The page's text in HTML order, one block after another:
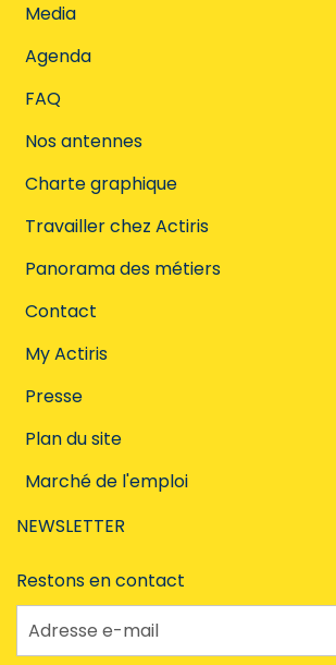
Media
Agenda
FAQ
Nos antennes
Charte graphique
Travailler chez Actiris
Panorama des métiers
Contact
My Actiris
Presse
Plan du site
Marché de l'emploi
NEWSLETTER
Restons en contact
Adresse e-mail